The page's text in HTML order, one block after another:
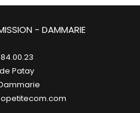
- DAMMARIE
Patay
dammarie